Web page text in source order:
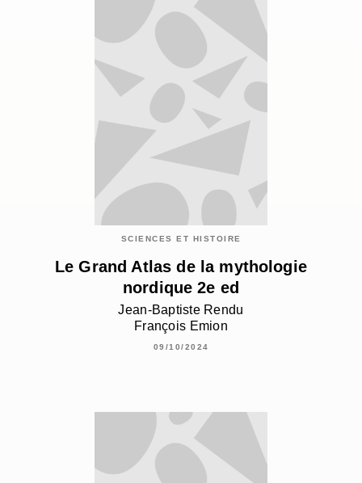
SCIENCES ET HISTOIRE
Le Grand Atlas de la mythologie
nordique 2e ed
Jean-Baptiste Rendu
François Emion
09/10/2024